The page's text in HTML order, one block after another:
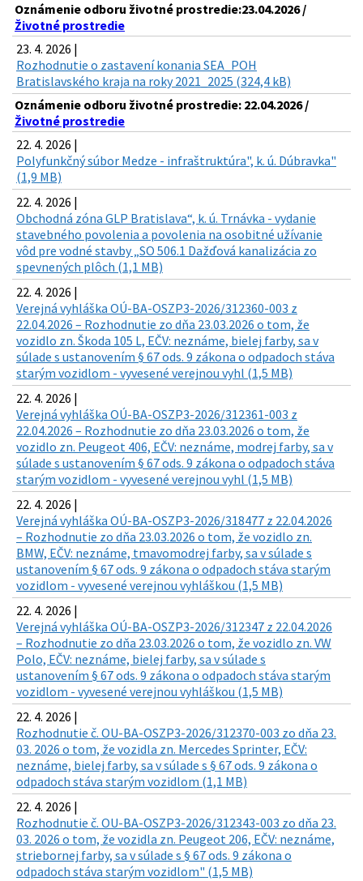
Oznámenie odboru životné prostredie:23.04.2026 /
Životné prostredie
23. 4. 2026 |
Rozhodnutie o zastavení konania SEA_POH
Bratislavského kraja na roky 2021_2025 (324,4 kB)
Oznámenie odboru životné prostredie: 22.04.2026 /
Životné prostredie
22. 4. 2026 |
Polyfunkčný súbor Medze - infraštruktúra", k. ú. Dúbravka"
(1,9 MB)
22. 4. 2026 |
Obchodná zóna GLP Bratislava“, k. ú. Trnávka - vydanie
stavebného povolenia a povolenia na osobitné užívanie
vôd pre vodné stavby „SO 506.1 Dažďová kanalizácia zo
spevnených plôch (1,1 MB)
22. 4. 2026 |
Verejná vyhláška OÚ-BA-OSZP3-2026/312360-003 z
22.04.2026 – Rozhodnutie zo dňa 23.03.2026 o tom, že
vozidlo zn. Škoda 105 L, EČV: neznáme, bielej farby, sa v
súlade s ustanovením § 67 ods. 9 zákona o odpadoch stáva
starým vozidlom - vyvesené verejnou vyhl (1,5 MB)
22. 4. 2026 |
Verejná vyhláška OÚ-BA-OSZP3-2026/312361-003 z
22.04.2026 – Rozhodnutie zo dňa 23.03.2026 o tom, že
vozidlo zn. Peugeot 406, EČV: neznáme, modrej farby, sa v
súlade s ustanovením § 67 ods. 9 zákona o odpadoch stáva
starým vozidlom - vyvesené verejnou vyhl (1,5 MB)
22. 4. 2026 |
Verejná vyhláška OÚ-BA-OSZP3-2026/318477 z 22.04.2026
– Rozhodnutie zo dňa 23.03.2026 o tom, že vozidlo zn.
BMW, EČV: neznáme, tmavomodrej farby, sa v súlade s
ustanovením § 67 ods. 9 zákona o odpadoch stáva starým
vozidlom - vyvesené verejnou vyhláškou (1,5 MB)
22. 4. 2026 |
Verejná vyhláška OÚ-BA-OSZP3-2026/312347 z 22.04.2026
– Rozhodnutie zo dňa 23.03.2026 o tom, že vozidlo zn. VW
Polo, EČV: neznáme, bielej farby, sa v súlade s
ustanovením § 67 ods. 9 zákona o odpadoch stáva starým
vozidlom - vyvesené verejnou vyhláškou (1,5 MB)
22. 4. 2026 |
Rozhodnutie č. OU-BA-OSZP3-2026/312370-003 zo dňa 23.
03. 2026 o tom, že vozidla zn. Mercedes Sprinter, EČV:
neznáme, bielej farby, sa v súlade s § 67 ods. 9 zákona o
odpadoch stáva starým vozidlom (1,1 MB)
22. 4. 2026 |
Rozhodnutie č. OU-BA-OSZP3-2026/312343-003 zo dňa 23.
03. 2026 o tom, že vozidla zn. Peugeot 206, EČV: neznáme,
striebornej farby, sa v súlade s § 67 ods. 9 zákona o
odpadoch stáva starým vozidlom" (1,5 MB)